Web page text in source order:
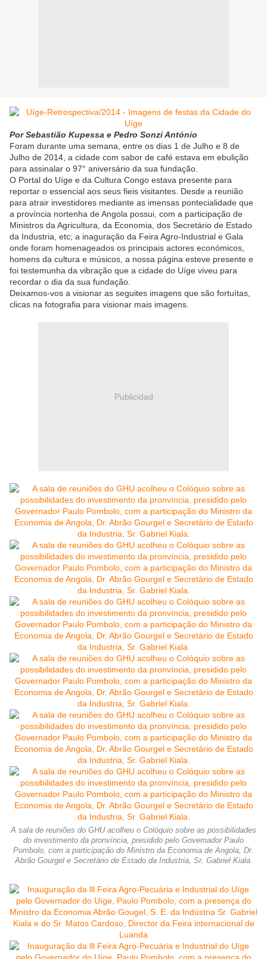
Por Sebastião Kupessa e Pedro Sonzi António
Foram durante uma semana, entre os dias 1 de Julho e 8 de
Julho de 2014, a cidade com sabor de café estava em ebulição
para assinalar o 97° aniversário da sua fundação.
O Portal do Uíge e da Cultura Congo estava presente para
reportar o essencial aos seus fieis visitantes. Desde a reunião
para atrair investidores mediante as imensas pontecialidade que
a província nortenha de Angola possui, com a participação de
Ministros da Agricultura, da Economia, dos Secretário de Estado
da Industria, etc; a inaguração da Feira Agro-Industrial e Gala
onde foram homenageados os principais actores económicos,
homens da cultura e músicos, a nossa página esteve presente e
foi testemunha da vibração que a cidade do Uíge viveu para
recordar o dia da sua fundação.
Deixamos-vos a visionar as seguites imagens que são fortuítas,
clicas na fotografia para visionar mais imagens.
Publicidad
A sala de reuniões do GHU acolheu o Colóquio sobre as possibilidades
do investimento da pronvíncia, presidido pelo Governador Paulo
Pombolo, com a participação do Ministro da Economia de Angola, Dr.
Abrão Gourgel e Secretário de Estado da Industria, Sr. Gabriel Kiala.